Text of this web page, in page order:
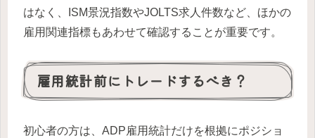
はなく、ISM景況指数やJOLTS求人件数など、ほかの
雇用関連指標もあわせて確認することが重要です。
雇用統計前にトレードするべき？
初心者の方は、ADP雇用統計だけを根拠にポジショ